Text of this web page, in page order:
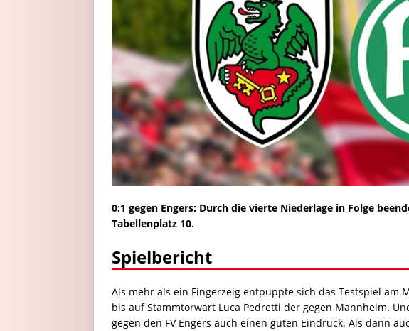
0:1 gegen Engers: Durch die vierte Niederlage in Folge
Tabellenplatz 10.
Spielbericht
Als mehr als ein Fingerzeig entpuppte sich das Testspiel am
bis auf Stammtorwart Luca Pedretti der gegen Mannheim.
gegen den FV Engers auch einen guten Eindruck. Als dann